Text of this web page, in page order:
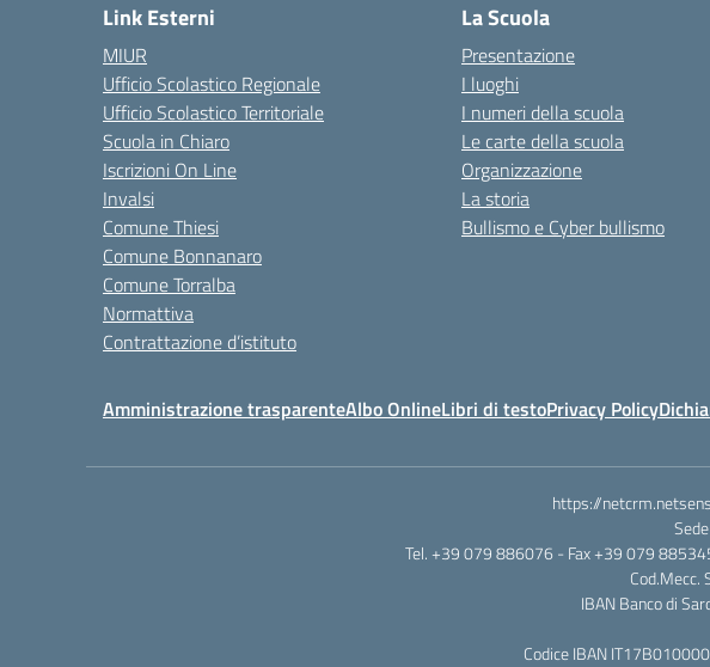
Link Esterni
MIUR
Ufficio Scolastico Regionale
Ufficio Scolastico Territoriale
Scuola in Chiaro
Iscrizioni On Line
Invalsi
Comune Thiesi
Comune Bonnanaro
Comune Torralba
Normattiva
Contrattazione d’istituto
La Scuola
Presentazione
I luoghi
I numeri della scuola
Le carte della scuola
Organizzazione
La storia
Bullismo e Cyber bullismo
Amministrazione trasparenteAlbo OnlineLibri di testoPrivacy Policy
https://
Tel. +39 079 886076 - Fax +39 079
IBAN Banco di
Codice IBAN